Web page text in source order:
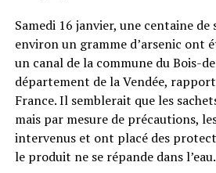
Samedi 16 janvier, une centaine
environ un gramme d’arsenic ont
un canal de la commune du Bois-
département de la Vendée,
France. Il semblerait que les
mais par mesure de précautions,
intervenus et ont placé des
le produit ne se répande dans l’eau.